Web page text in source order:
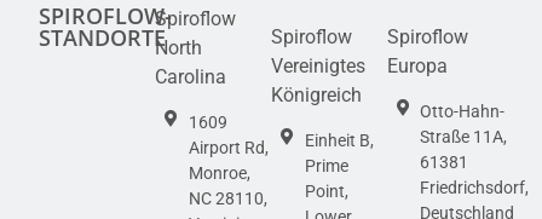
SPIROFLOW-
STANDORTE
Spiroflow
North
Carolina
1609
Airport Rd,
Monroe,
NC 28110,
Spiroflow
Vereinigtes
Königreich
Einheit B,
Prime
Point,
Spiroflow
Europa
Otto-Hahn-
Straße 11A,
61381
Friedrichsdorf,
Deutschland